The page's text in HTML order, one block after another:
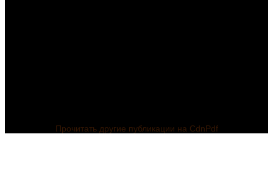
Прочитать другие публикации на CdnPdf